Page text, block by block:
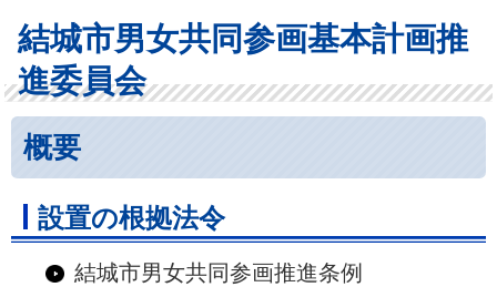
結城市男女共同参画基本計画推
進委員会
概要
設置の根拠法令
結城市男女共同参画推進条例